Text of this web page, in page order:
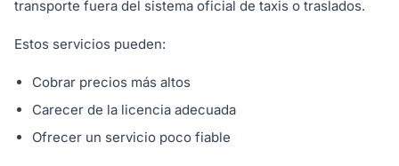
transporte fuera del sistema oficial de taxis o traslados.
Estos servicios pueden:
Cobrar precios más altos
Carecer de la licencia adecuada
Ofrecer un servicio poco fiable